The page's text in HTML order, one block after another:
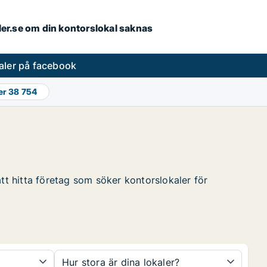
om din kontorslokal saknas
på facebook
38 754
hitta företag som söker kontorslokaler för
Hur stora är dina lokaler?